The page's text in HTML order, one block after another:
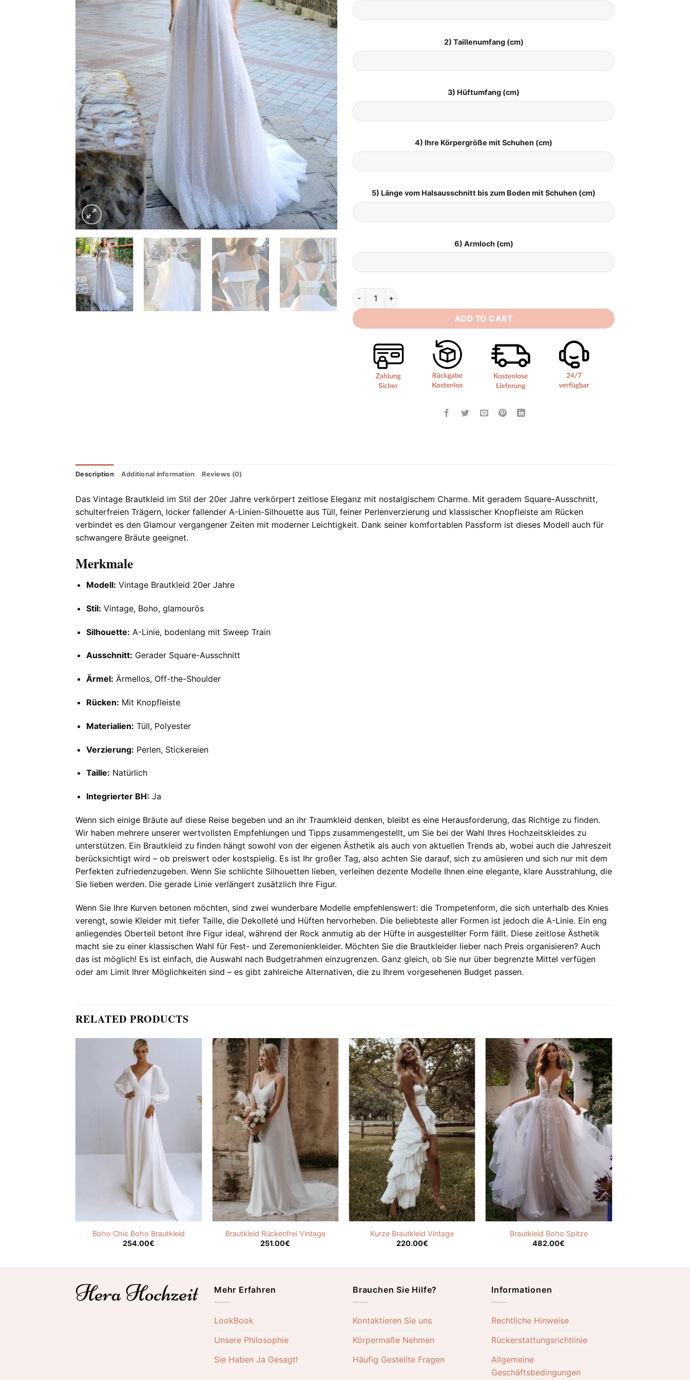
2) Taillenumfang (cm)
3) Hüftumfang (cm)
4) Ihre Körpergröße mit Schuhen (cm)
5) Länge vom Halsausschnitt bis zum Boden mit Schuhen (cm)
6) Armloch (cm)
Vintage Brautkleid 20er Jahre quantity
ADD TO CART
Description Additional information Reviews (0)
Das Vintage Brautkleid im Stil der 20er Jahre verkörpert zeitlose Eleganz mit nostalgischem Charme. Mit geradem Square-Ausschnitt,
schulterfreien Trägern, locker fallender A-Linien-Silhouette aus Tüll, feiner Perlenverzierung und klassischer Knopfleiste am Rücken
verbindet es den Glamour vergangener Zeiten mit moderner Leichtigkeit. Dank seiner komfortablen Passform ist dieses Modell auch für
schwangere Bräute geeignet.
Merkmale
Modell: Vintage Brautkleid 20er Jahre
Stil: Vintage, Boho, glamourös
Silhouette: A-Linie, bodenlang mit Sweep Train
Ausschnitt: Gerader Square-Ausschnitt
Ärmel: Ärmellos, Off-the-Shoulder
Rücken: Mit Knopfleiste
Materialien: Tüll, Polyester
Verzierung: Perlen, Stickereien
Taille: Natürlich
Integrierter BH: Ja
Wenn sich einige Bräute auf diese Reise begeben und an ihr Traumkleid denken, bleibt es eine Herausforderung, das Richtige zu finden.
Wir haben mehrere unserer wertvollsten Empfehlungen und Tipps zusammengestellt, um Sie bei der Wahl Ihres Hochzeitskleides zu
unterstützen. Ein Brautkleid zu finden hängt sowohl von der eigenen Ästhetik als auch von aktuellen Trends ab, wobei auch die Jahreszeit
berücksichtigt wird – ob preiswert oder kostspielig. Es ist Ihr großer Tag, also achten Sie darauf, sich zu amüsieren und sich nur mit dem
Perfekten zufriedenzugeben. Wenn Sie schlichte Silhouetten lieben, verleihen dezente Modelle Ihnen eine elegante, klare Ausstrahlung, die
Sie lieben werden. Die gerade Linie verlängert zusätzlich Ihre Figur.
Wenn Sie Ihre Kurven betonen möchten, sind zwei wunderbare Modelle empfehlenswert: die Trompetenform, die sich unterhalb des Knies
verengt, sowie Kleider mit tiefer Taille, die Dekolleté und Hüften hervorheben. Die beliebteste aller Formen ist jedoch die A-Linie. Ein eng
anliegendes Oberteil betont Ihre Figur ideal, während der Rock anmutig ab der Hüfte in ausgestellter Form fällt. Diese zeitlose Ästhetik
macht sie zu einer klassischen Wahl für Fest- und Zeremonienkleider. Möchten Sie die Brautkleider lieber nach Preis organisieren? Auch
das ist möglich! Es ist einfach, die Auswahl nach Budgetrahmen einzugrenzen. Ganz gleich, ob Sie nur über begrenzte Mittel verfügen
oder am Limit Ihrer Möglichkeiten sind – es gibt zahlreiche Alternativen, die zu Ihrem vorgesehenen Budget passen.
RELATED PRODUCTS
Boho Chic Boho Brautkleid
254.00€
Brautkleid Rückenfrei Vintage
251.00€
Kurze Brautkleid Vintage
220.00€
Brautkleid Boho Spitze
482.00€
Mehr Erfahren
LookBook
Unsere Philosophie
Sie Haben Ja Gesagt!
Brauchen Sie Hilfe?
Kontaktieren Sie uns
Körpermaße Nehmen
Häufig Gestellte Fragen
Informationen
Rechtliche Hinweise
Rückerstattungsrichtlinie
Allgemeine
Geschäftsbedingungen